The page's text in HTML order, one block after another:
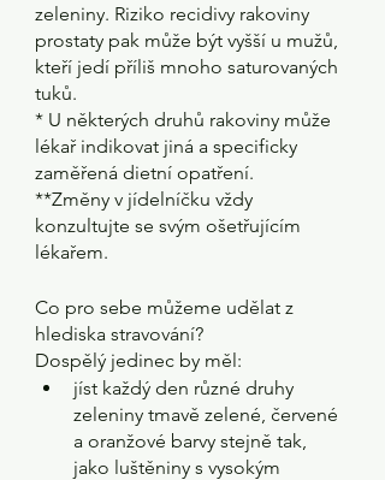
zeleniny. Riziko recidivy rakoviny
prostaty pak může být vyšší u mužů,
kteří jedí příliš mnoho saturovaných
tuků.
* U některých druhů rakoviny může
lékař indikovat jiná a specificky
zaměřená dietní opatření.
**Změny v jídelníčku vždy
konzultujte se svým ošetřujícím
lékařem.
Co pro sebe můžeme udělat z
hlediska stravování?
Dospělý jedinec by měl:
jíst každý den různé druhy
zeleniny tmavě zelené, červené
a oranžové barvy stejně tak,
jako luštěniny s vysokým